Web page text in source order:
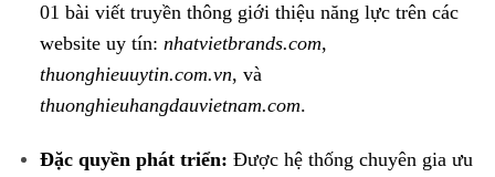
01 bài viết truyền thông giới thiệu năng lực trên các
website uy tín: nhatvietbrands.com,
thuonghieuuytin.com.vn, và
thuonghieuhangdauvietnam.com.
Đặc quyền phát triển: Được hệ thống chuyên gia ưu